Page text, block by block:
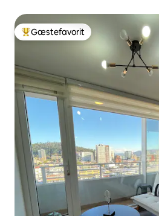
Bedste gæstefavorit
Gæstefavorit